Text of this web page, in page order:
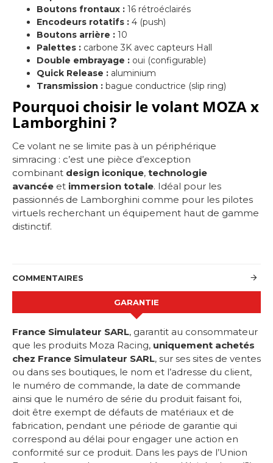
Boutons frontaux : 16 rétroéclairés
Encodeurs rotatifs : 4 (push)
Boutons arrière : 10
Palettes : carbone 3K avec capteurs Hall
Double embrayage : oui (configurable)
Quick Release : aluminium
Transmission : bague conductrice (slip ring)
Pourquoi choisir le volant MOZA x
Lamborghini ?
Ce volant ne se limite pas à un périphérique
simracing : c’est une pièce d’exception
combinant design iconique, technologie
avancée et immersion totale. Idéal pour les
passionnés de Lamborghini comme pour les pilotes
virtuels recherchant un équipement haut de gamme
distinctif.
COMMENTAIRES
GARANTIE
France Simulateur SARL, garantit au consommateur
que les produits Moza Racing, uniquement achetés
chez France Simulateur SARL, sur ses sites de ventes
ou dans ses boutiques, le nom et l’adresse du client,
le numéro de commande, la date de commande
ainsi que le numéro de série du produit faisant foi,
doit être exempt de défauts de matériaux et de
fabrication, pendant une période de garantie qui
correspond au délai pour engager une action en
conformité sur ce produit. Dans les pays de l’Union